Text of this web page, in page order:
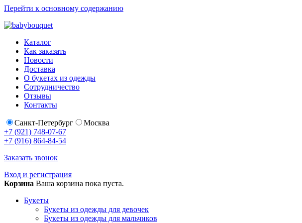
Перейти к основному содержанию
Каталог
Как заказать
Новости
Доставка
О букетах из одежды
Сотрудничество
Отзывы
Контакты
Санкт-Петербург
Москва
+7 (921) 748-07-67
+7 (916) 864-84-54
Заказать звонок
Вход и регистрация
Корзина Ваша корзина пока пуста.
Букеты
Букеты из одежды для девочек
Букеты из одежды для мальчиков